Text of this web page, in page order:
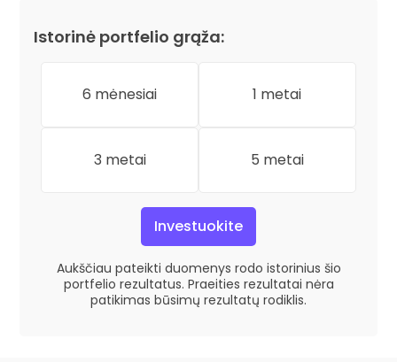
Istorinė portfelio grąža:
6 mėnesiai 1 metai
3 metai 5 metai
Investuokite
Aukščiau pateikti duomenys rodo istorinius šio
portfelio rezultatus. Praeities rezultatai nėra
patikimas būsimų rezultatų rodiklis.